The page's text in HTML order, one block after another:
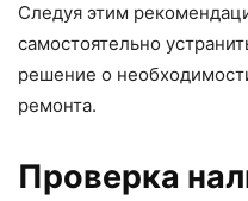
Следуя этим
самостоятельно
решение о
ремонта.
Проверка